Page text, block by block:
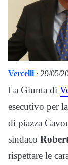
Vercelli · 29/05/
La Giunta di
esecutivo per
di piazza
sindaco
rispettare le